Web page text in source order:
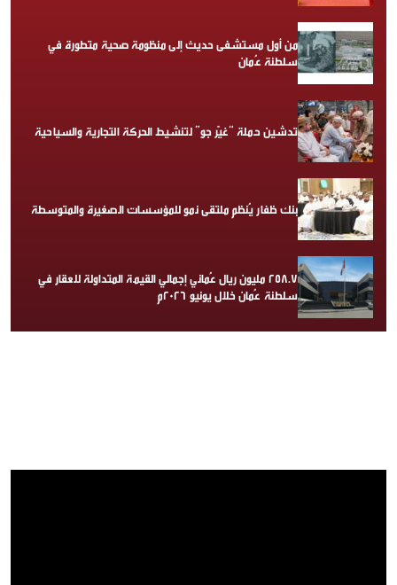
من أول مستشفى حديث إلى منظومة صحية متطورة في
سلطنة عُمان
تدشين حملة “غيّر جو” لتنشيط الحركة التجارية والسياحية
بنك ظفار يُنظم ملتقى نمو للمؤسسات الصغيرة والمتوسطة
258.7 مليون ريال عُماني إجمالي القيمة المتداولة للعقار في
سلطنة عُمان خلال يونيو 2026م